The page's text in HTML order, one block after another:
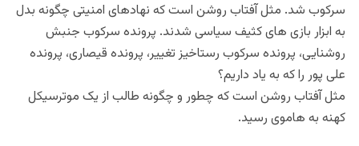
سرکوب شد. مثل آفتاب روشن است که نهادهای امنیتی چگونه بدل
به ابزار بازی های کثیف سیاسی شدند. پرونده سرکوب جنبش
روشنایی، پرونده سرکوب رستاخیز تغییر، پرونده قیصاری، پرونده
علی پور را که به یاد داریم؟
مثل آفتاب روشن است که چطور و چگونه طالب از یک موترسیکل
کهنه به هاموی رسید.